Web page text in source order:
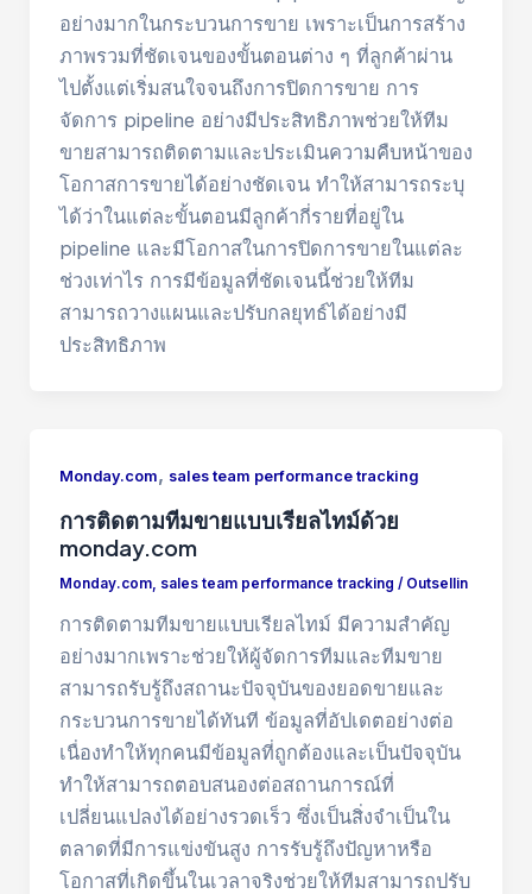
อย่างมากในกระบวนการขาย เพราะเป็นการสร้าง
ภาพรวมที่ชัดเจนของขั้นตอนต่าง ๆ ที่ลูกค้าผ่าน
ไปตั้งแต่เริ่มสนใจจนถึงการปิดการขาย การ
จัดการ pipeline อย่างมีประสิทธิภาพช่วยให้ทีม
ขายสามารถติดตามและประเมินความคืบหน้าของ
โอกาสการขายได้อย่างชัดเจน ทำให้สามารถระบุ
ได้ว่าในแต่ละขั้นตอนมีลูกค้ากี่รายที่อยู่ใน
pipeline และมีโอกาสในการปิดการขายในแต่ละ
ช่วงเท่าไร การมีข้อมูลที่ชัดเจนนี้ช่วยให้ทีม
สามารถวางแผนและปรับกลยุทธ์ได้อย่างมี
ประสิทธิภาพ
Monday.com, sales team performance tracking
การติดตามทีมขายแบบเรียลไทม์ด้วย
monday.com
Monday.com, sales team performance tracking / Outsellin
การติดตามทีมขายแบบเรียลไทม์ มีความสำคัญ
อย่างมากเพราะช่วยให้ผู้จัดการทีมและทีมขาย
สามารถรับรู้ถึงสถานะปัจจุบันของยอดขายและ
กระบวนการขายได้ทันที ข้อมูลที่อัปเดตอย่างต่อ
เนื่องทำให้ทุกคนมีข้อมูลที่ถูกต้องและเป็นปัจจุบัน
ทำให้สามารถตอบสนองต่อสถานการณ์ที่
เปลี่ยนแปลงได้อย่างรวดเร็ว ซึ่งเป็นสิ่งจำเป็นใน
ตลาดที่มีการแข่งขันสูง การรับรู้ถึงปัญหาหรือ
โอกาสที่เกิดขึ้นในเวลาจริงช่วยให้ทีมสามารถปรับ